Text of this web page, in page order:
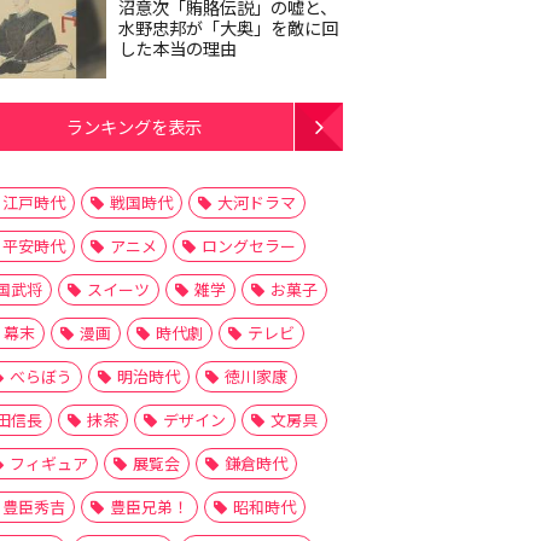
沼意次「賄賂伝説」の嘘と、
水野忠邦が「大奥」を敵に回
した本当の理由
ランキングを表示
江戸時代 戦国時代
大河ドラマ
平安時代
アニメ
ロングセラー
武将
スイーツ 雑学
お菓子
幕末
漫画 時代劇
テレビ
べらぼう
明治時代
徳川家康
信長
抹茶 デザイン
文房具
フィギュア
展覧会
鎌倉時代
豊臣秀吉
豊臣兄弟！
昭和時代